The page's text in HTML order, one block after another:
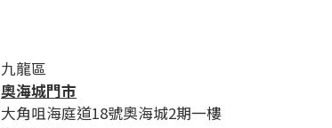
九龍區
奧海城門市
大角咀海庭道18號奧海城2期一樓